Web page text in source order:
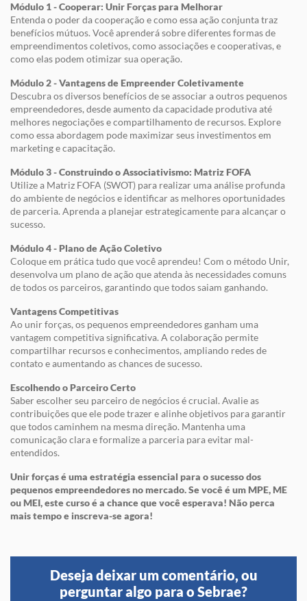
Módulo 1 - Cooperar: Unir Forças para Melhorar
Entenda o poder da cooperação e como essa ação conjunta traz
benefícios mútuos. Você aprenderá sobre diferentes formas de
empreendimentos coletivos, como associações e cooperativas, e
como elas podem otimizar sua operação.
Módulo 2 - Vantagens de Empreender Coletivamente
Descubra os diversos benefícios de se associar a outros pequenos
empreendedores, desde aumento da capacidade produtiva até
melhores negociações e compartilhamento de recursos. Explore
como essa abordagem pode maximizar seus investimentos em
marketing e capacitação.
Módulo 3 - Construindo o Associativismo: Matriz FOFA
Utilize a Matriz FOFA (SWOT) para realizar uma análise profunda
do ambiente de negócios e identificar as melhores oportunidades
de parceria. Aprenda a planejar estrategicamente para alcançar o
sucesso.
Módulo 4 - Plano de Ação Coletivo
Coloque em prática tudo que você aprendeu! Com o método Unir,
desenvolva um plano de ação que atenda às necessidades comuns
de todos os parceiros, garantindo que todos saiam ganhando.
Vantagens Competitivas
Ao unir forças, os pequenos empreendedores ganham uma
vantagem competitiva significativa. A colaboração permite
compartilhar recursos e conhecimentos, ampliando redes de
contato e aumentando as chances de sucesso.
Escolhendo o Parceiro Certo
Saber escolher seu parceiro de negócios é crucial. Avalie as
contribuições que ele pode trazer e alinhe objetivos para garantir
que todos caminhem na mesma direção. Mantenha uma
comunicação clara e formalize a parceria para evitar mal-
entendidos.
Unir forças é uma estratégia essencial para o sucesso dos
pequenos empreendedores no mercado. Se você é um MPE, ME
ou MEI, este curso é a chance que você esperava! Não perca
mais tempo e inscreva-se agora!
Deseja deixar um comentário, ou
perguntar algo para o Sebrae?